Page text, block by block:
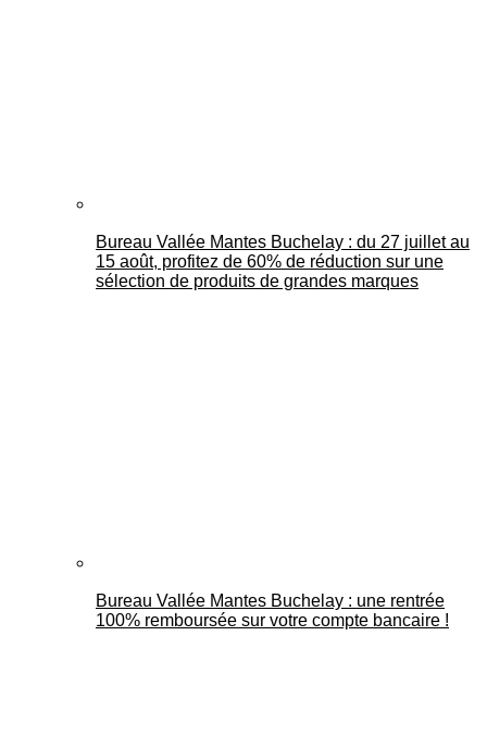
Bureau Vallée Mantes Buchelay : du 27 juillet au
15 août, profitez de 60% de réduction sur une
sélection de produits de grandes marques
Bureau Vallée Mantes Buchelay : une rentrée
100% remboursée sur votre compte bancaire !